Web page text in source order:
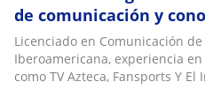
de comunicación y
idiomas como Francés,
Licenciado en Comunicación
Iberoamericana, experiencia
como TV Azteca, Fansports Y El